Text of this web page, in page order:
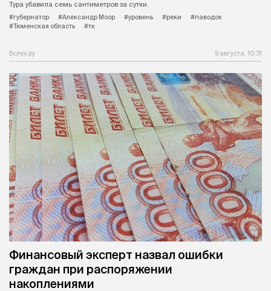
Тура убавила семь сантиметров за сутки.
#губернатор
#Александр Моор #уровень #реки
#паводок
#Тюменская область
#тк
Вслух.ру 9 августа, 10:31
Финансовый эксперт назвал ошибки
граждан при распоряжении
накоплениями